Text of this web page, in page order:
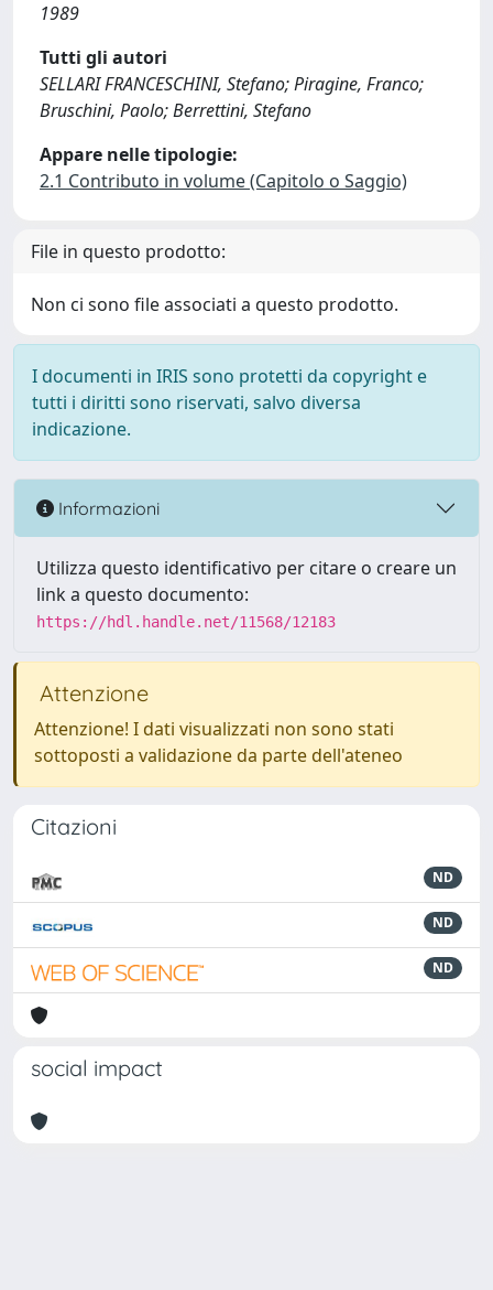
1989
Tutti gli autori
SELLARI FRANCESCHINI, Stefano; Piragine, Franco;
Bruschini, Paolo; Berrettini, Stefano
Appare nelle tipologie:
2.1 Contributo in volume (Capitolo o Saggio)
File in questo prodotto:
Non ci sono file associati a questo prodotto.
I documenti in IRIS sono protetti da copyright e
tutti i diritti sono riservati, salvo diversa
indicazione.
Informazioni
Utilizza questo identificativo per citare o creare un
link a questo documento:
https://hdl.handle.net/11568/12183
Attenzione
Attenzione! I dati visualizzati non sono stati
sottoposti a validazione da parte dell'ateneo
Citazioni
ND
ND
ND
social impact